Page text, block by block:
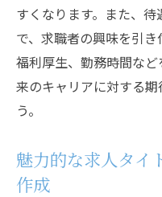
すくなります。また、
で、求職者の興味を引き
福利厚生、勤務時間な
来のキャリアに対する
う。
魅力的な求人タイ
作成